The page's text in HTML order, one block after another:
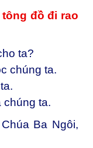
đồ đi rao
ta?
chúng ta.
chúng ta.
Ba Ngôi,